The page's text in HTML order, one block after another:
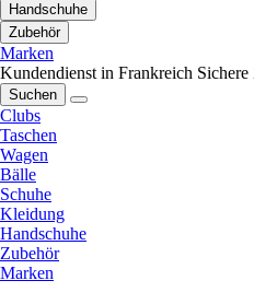
Handschuhe
Zubehör
Marken
Kundendienst in Frankreich
Suchen
Clubs
Taschen
Wagen
Bälle
Schuhe
Kleidung
Handschuhe
Zubehör
Marken